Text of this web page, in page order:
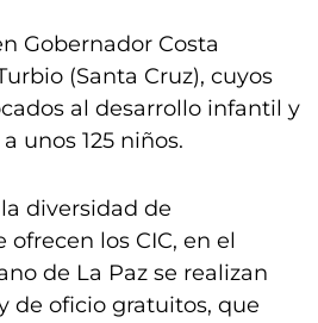
Gobernador Costa
(Santa Cruz), cuyos
al desarrollo infantil y
unos 125 niños.
diversidad de
los CIC, en el
de La Paz se realizan
de oficio gratuitos, que